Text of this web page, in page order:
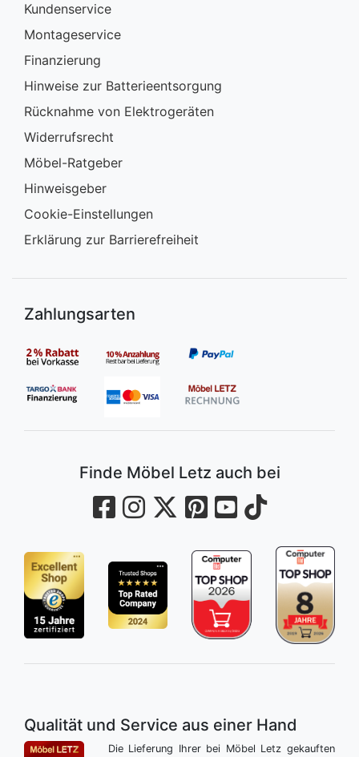
Kundenservice
Montageservice
Finanzierung
Hinweise zur Batterieentsorgung
Rücknahme von Elektrogeräten
Widerrufsrecht
Möbel-Ratgeber
Hinweisgeber
Cookie-Einstellungen
Erklärung zur Barrierefreiheit
Zahlungsarten
Finde Möbel Letz auch bei
Qualität und Service aus einer Hand
Die Lieferung Ihrer bei Möbel Letz gekauften